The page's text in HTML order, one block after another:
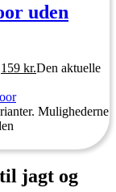
uden
159 kr.Den aktuelle
Mulighederne
jagt og